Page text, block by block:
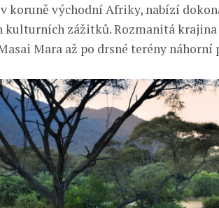
koruně východní Afriky, nabízí
kulturních zážitků. Rozmanitá krajina
Mara až po drsné terény